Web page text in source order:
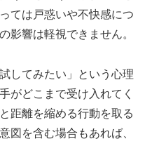
ては戸惑いや不快感につ
影響は軽視できません。
してみたい」という心理
がどこまで受け入れてく
距離を縮める行動を取る
図を含む場合もあれば、